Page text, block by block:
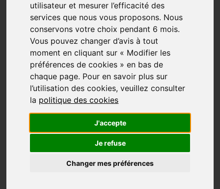
utilisateur et mesurer l’efficacité des
services que nous vous proposons. Nous
conservons votre choix pendant 6 mois.
Vous pouvez changer d’avis à tout
moment en cliquant sur « Modifier les
préférences de cookies » en bas de
chaque page. Pour en savoir plus sur
l’utilisation des cookies, veuillez consulter
la politique des cookies
J'accepte
Je refuse
Changer mes préférences